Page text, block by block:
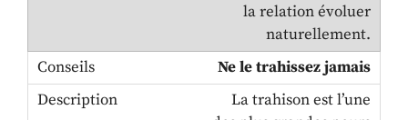
la relation évoluer
naturellement.
Ne le trahissez jamais
La trahison est l’une